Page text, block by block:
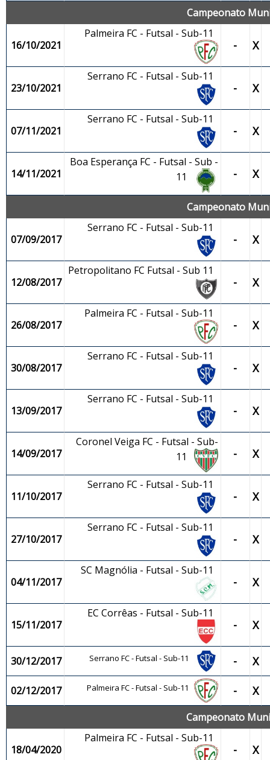
Campeonato
16/10/2021
Palmeira FC - Futsal - Sub-11
- X
23/10/2021
Serrano FC - Futsal - Sub-11
- X
07/11/2021
Serrano FC - Futsal - Sub-11
- X
14/11/2021
Boa Esperança FC - Futsal - Sub -
11
- X
Campeonato
07/09/2017
Serrano FC - Futsal - Sub-11
- X
12/08/2017
Petropolitano FC Futsal - Sub 11
- X
26/08/2017
Palmeira FC - Futsal - Sub-11
- X
30/08/2017
Serrano FC - Futsal - Sub-11
- X
13/09/2017
Serrano FC - Futsal - Sub-11
- X
14/09/2017
Coronel Veiga FC - Futsal - Sub-
11
- X
11/10/2017
Serrano FC - Futsal - Sub-11
- X
27/10/2017
Serrano FC - Futsal - Sub-11
- X
04/11/2017
SC Magnólia - Futsal - Sub-11
- X
15/11/2017
EC Corrêas - Futsal - Sub-11
- X
30/12/2017 Serrano FC - Futsal - Sub-11 - X
02/12/2017 Palmeira FC - Futsal - Sub-11 - X
Campeonato
18/04/2020
Palmeira FC - Futsal - Sub-11
- X